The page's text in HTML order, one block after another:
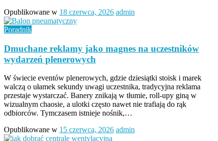
Opublikowane w 18 czerwca, 2026 admin
Poradnik
Dmuchane reklamy jako magnes na uczestników
wydarzeń plenerowych
W świecie eventów plenerowych, gdzie dziesiątki stoisk i marek
walczą o ułamek sekundy uwagi uczestnika, tradycyjna reklama
przestaje wystarczać. Banery znikają w tłumie, roll-upy giną w
wizualnym chaosie, a ulotki często nawet nie trafiają do rąk
odbiorców. Tymczasem istnieje nośnik,…
Opublikowane w 15 czerwca, 2026 admin